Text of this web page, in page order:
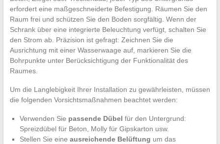
erfordert eine maßgeschneiderte Befestigung. Räumen Sie den
Raum frei und schützen Sie den Boden sorgfältig. Wenn der
Schrank über eine integrierte Beleuchtung verfügt, schalten Sie
den Strom ab. Präzision ist gefragt: Zeichnen Sie die
Ausrichtung mit einer Wasserwaage auf, markieren Sie die
Bohrpunkte unter Berücksichtigung der Funktionalität des
Raumes.
Um die Langlebigkeit Ihrer Installation zu gewährleisten, müssen
die folgenden Vorsichtsmaßnahmen beachtet werden:
Verwenden Sie passende Dübel für den Untergrund:
Spreizdübel für Beton, Molly für Gipskarton usw.
Stellen Sie eine ausreichende Belüftung um das